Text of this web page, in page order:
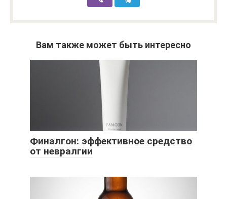
Вам также может быть интересно
Финалгон: эффективное средство
от невралгии